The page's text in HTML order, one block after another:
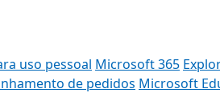
uso pessoal Microsoft 365
de pedidos Microsoft